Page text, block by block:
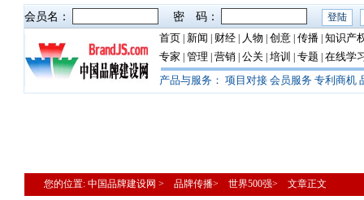
会员名：
密 码：
首页 新闻 财经 人物 创意 传播 知识产
专家 管理 营销 公关 培训 专题 在线学
产品与服务： 项目对接 会员服务 专利商机
您的位置: 中国品牌建设网 > 品牌传播> 世界500强> 文章正文